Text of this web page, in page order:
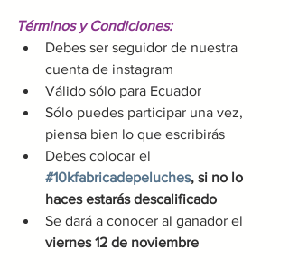
Términos y Condiciones:
Debes ser seguidor de nuestra
cuenta de instagram
Válido sólo para Ecuador
Sólo puedes participar una vez,
piensa bien lo que escribirás
Debes colocar el
#10kfabricadepeluches, si no lo
haces estarás descalificado
Se dará a conocer al ganador el
viernes 12 de noviembre